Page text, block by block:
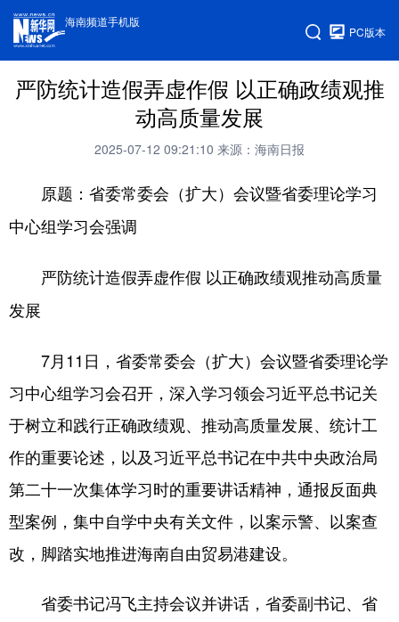
海南频道手机版
PC版本
严防统计造假弄虚作假 以正确政绩观推
动高质量发展
2025-07-12 09:21:10 来源：海南日报
原题：省委常委会（扩大）会议暨省委理论学习
中心组学习会强调
严防统计造假弄虚作假 以正确政绩观推动高质量
发展
7月11日，省委常委会（扩大）会议暨省委理论学
习中心组学习会召开，深入学习领会习近平总书记关
于树立和践行正确政绩观、推动高质量发展、统计工
作的重要论述，以及习近平总书记在中共中央政治局
第二十一次集体学习时的重要讲话精神，通报反面典
型案例，集中自学中央有关文件，以案示警、以案查
改，脚踏实地推进海南自由贸易港建设。
省委书记冯飞主持会议并讲话，省委副书记、省